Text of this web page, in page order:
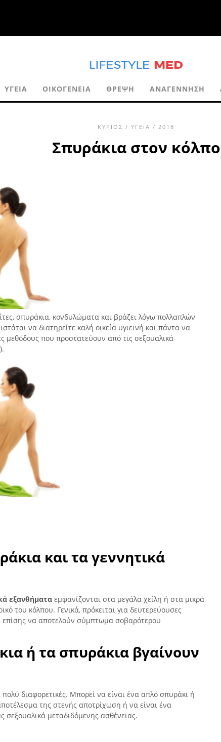
ΥΓΕΊΑ ΟΙΚΟΓΈΝΕΙΑ ΘΡΈΨΗ ΑΝΑΓΈΝΝΗΣΗ
ΚΎΡΙΟΣ / ΥΓΕΊΑ / 2018
Σπυράκια στον κόλπο
σπυράκια, κονδυλώματα και βράζει λόγω πολλαπλών
να διατηρείτε καλή οικεία υγιεινή και πάντα να
μεθόδους που προστατεύουν από τις σεξουαλικά
και τα γεννητικά
εξανθήματα εμφανίζονται στα μεγάλα χείλη ή στα μικρά
του κόλπου. Γενικά, πρόκειται για δευτερεύουσες
επίσης να αποτελούν σύμπτωμα σοβαρότερου
ή τα σπυράκια βγαίνουν
πολύ διαφορετικές. Μπορεί να είναι ένα απλό σπυράκι ή
της στενής αποτρίχωση ή να είναι ένα
μεταδιδόμενης ασθένειας.